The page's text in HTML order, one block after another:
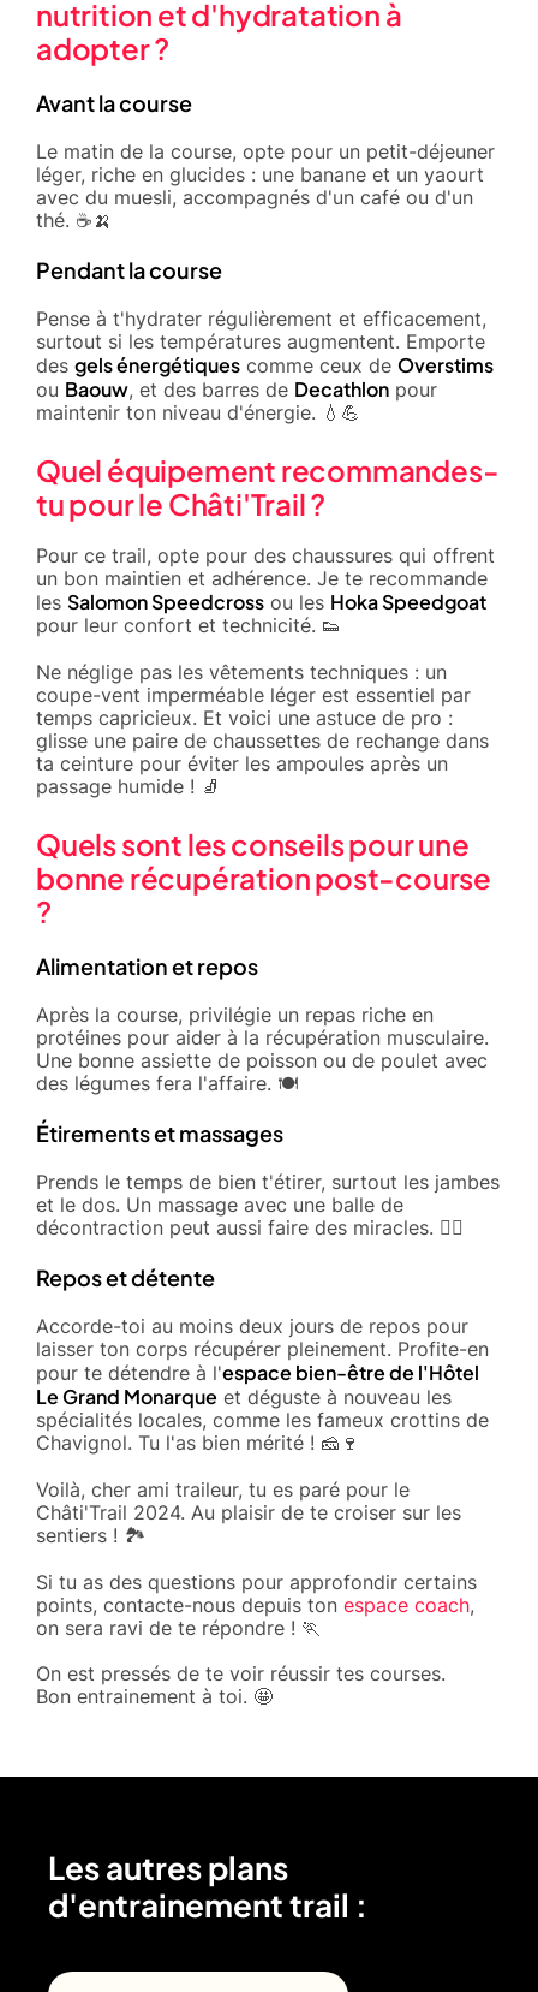
nutrition et d'hydratation à
adopter ?
Avant la course
Le matin de la course, opte pour un petit-déjeuner
léger, riche en glucides : une banane et un yaourt
avec du muesli, accompagnés d'un café ou d'un
thé. ☕️🍌
Pendant la course
Pense à t'hydrater régulièrement et efficacement,
surtout si les températures augmentent. Emporte
des gels énergétiques comme ceux de Overstims
ou Baouw, et des barres de Decathlon pour
maintenir ton niveau d'énergie. 💧💪
Quel équipement recommandes-
tu pour le Châti'Trail ?
Pour ce trail, opte pour des chaussures qui offrent
un bon maintien et adhérence. Je te recommande
les Salomon Speedcross ou les Hoka Speedgoat
pour leur confort et technicité. 👟
Ne néglige pas les vêtements techniques : un
coupe-vent imperméable léger est essentiel par
temps capricieux. Et voici une astuce de pro :
glisse une paire de chaussettes de rechange dans
ta ceinture pour éviter les ampoules après un
passage humide ! 🧦
Quels sont les conseils pour une
bonne récupération post-course
?
Alimentation et repos
Après la course, privilégie un repas riche en
protéines pour aider à la récupération musculaire.
Une bonne assiette de poisson ou de poulet avec
des légumes fera l'affaire. 🍽️
Étirements et massages
Prends le temps de bien t'étirer, surtout les jambes
et le dos. Un massage avec une balle de
décontraction peut aussi faire des miracles. 💆‍♂️
Repos et détente
Accorde-toi au moins deux jours de repos pour
laisser ton corps récupérer pleinement. Profite-en
pour te détendre à l'espace bien-être de l'Hôtel
Le Grand Monarque et déguste à nouveau les
spécialités locales, comme les fameux crottins de
Chavignol. Tu l'as bien mérité ! 🧀🍷
Voilà, cher ami traileur, tu es paré pour le
Châti'Trail 2024. Au plaisir de te croiser sur les
sentiers ! 🏞️
Si tu as des questions pour approfondir certains
points, contacte-nous depuis ton espace coach,
on sera ravi de te répondre ! 🏃
On est pressés de te voir réussir tes courses.
Bon entrainement à toi. 🤩
Les autres plans
d'entrainement trail :